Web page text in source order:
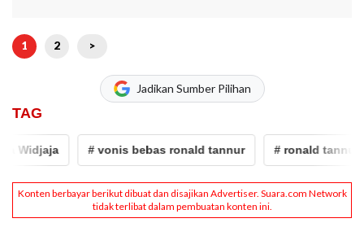
1 2 >
Jadikan Sumber Pilihan
TAG
# vonis bebas ronald tannur # ronald tannur